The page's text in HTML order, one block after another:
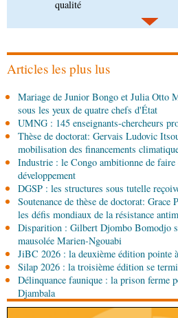
06-08-2026 14:15
renforce la riposte avec
d'Africa CDC
SportCommuniqué : Samira
ambassadrice de la marque
Brazzaville
06-08-2026 09:30
PolitiqueAssemblée
Ecofin s’imprègne des
06-08-2026 08:45
Politique Vie des institutions :
Pierre Oba jettent les bases
fructueuse
06-08-2026 08:30
Afrique-Monde Centrafrique :
l'ONU cachent la guerre
contrôle des ressources
Articles les plus lus
Mariage de Junior Bongo et Julia Otto
sous les yeux de quatre chefs d'État
UMNG : 145 enseignants-chercheurs
Thèse de doctorat: Gervais Ludovic
mobilisation des financements
Industrie : le Congo ambitionne de
développement
DGSP : les structures sous tutelle
Soutenance de thèse de doctorat: Grace
les défis mondiaux de la résistance
Disparition : Gilbert Djombo Bomodjo
mausolée Marien-Ngouabi
JiBC 2026 : la deuxième édition pointe
Silap 2026 : la troisième édition se
Délinquance faunique : la prison ferme
Djambala